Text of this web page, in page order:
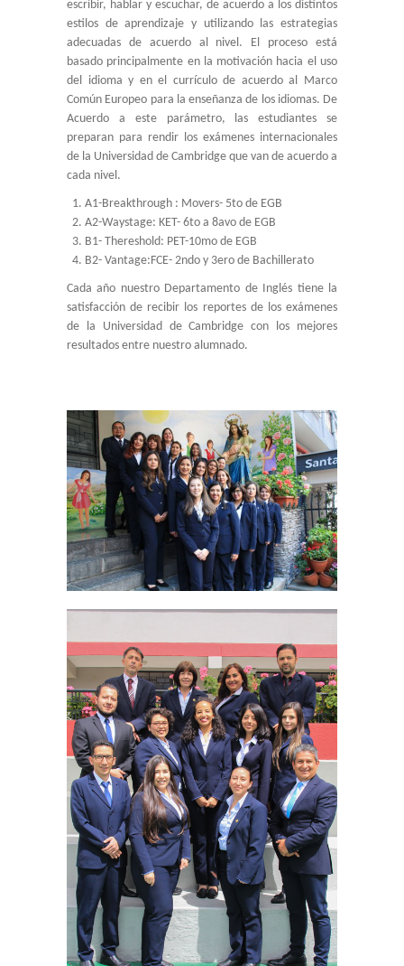
escribir, hablar y escuchar, de acuerdo a los distintos
estilos de aprendizaje y utilizando las estrategias
adecuadas de acuerdo al nivel. El proceso está
basado principalmente en la motivación hacia el uso
del idioma y en el currículo de acuerdo al Marco
Común Europeo para la enseñanza de los idiomas. De
Acuerdo a este parámetro, las estudiantes se
preparan para rendir los exámenes internacionales
de la Universidad de Cambridge que van de acuerdo a
cada nivel.
A1-Breakthrough : Movers- 5to de EGB
A2-Waystage: KET- 6to a 8avo de EGB
B1- Thereshold: PET-10mo de EGB
B2- Vantage:FCE- 2ndo y 3ero de Bachillerato
Cada año nuestro Departamento de Inglés tiene la
satisfacción de recibir los reportes de los exámenes
de la Universidad de Cambridge con los mejores
resultados entre nuestro alumnado.